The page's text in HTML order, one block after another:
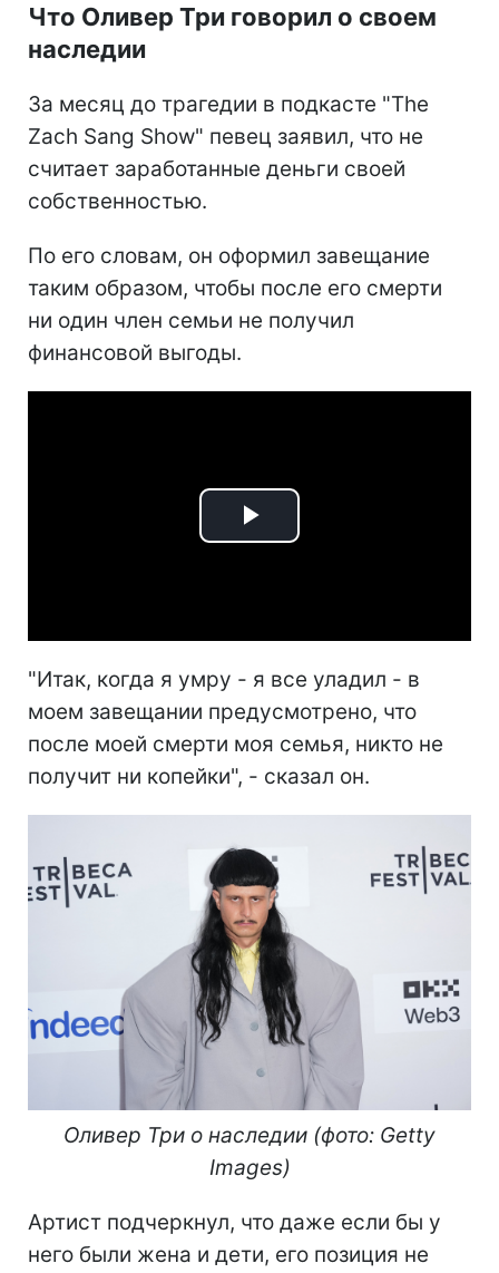
Что Оливер Три говорил о своем
наследии
За месяц до трагедии в подкасте "The
Zach Sang Show" певец заявил, что не
считает заработанные деньги своей
собственностью.
По его словам, он оформил завещание
таким образом, чтобы после его смерти
ни один член семьи не получил
финансовой выгоды.
Play
"Итак, когда я умру - я все уладил - в
моем завещании предусмотрено, что
после моей смерти моя семья, никто не
получит ни копейки", - сказал он.
Оливер Три о наследии (фото: Getty
Images)
Артист подчеркнул, что даже если бы у
него были жена и дети, его позиция не